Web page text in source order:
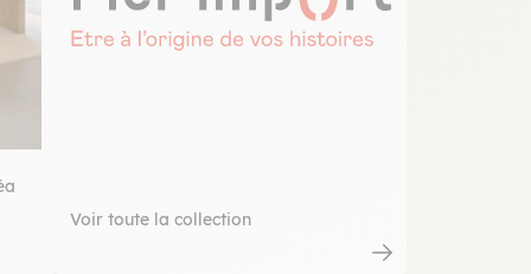
Voir toute la collection